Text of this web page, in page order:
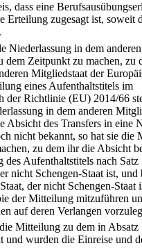
dass eine
Erteilung zugesagt ist, soweit
Niederlassung in dem
dem Zeitpunkt zu machen, zu
Mitgliedstaat der
eines Aufenthaltstitels im
der Richtlinie (EU) 2014/66
in dem anderen
Absicht des Transfers in eine
nicht bekannt, so hat sie die
zu dem ihr die Absicht
Aufenthaltstitels nach Satz
nicht Schengen-Staat ist, und
der nicht Schengen-Staat
der Mitteilung mitzuführen
auf deren Verlangen
Mitteilung zu dem in Absatz
und wurden die Einreise und